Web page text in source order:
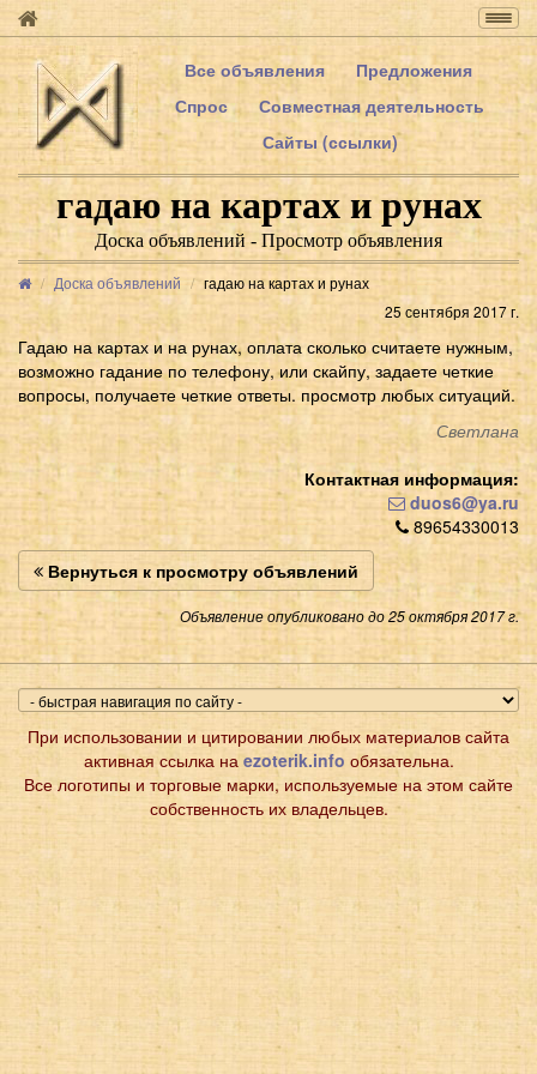
Все объявления
Предложения
Спрос
Совместная деятельность
Сайты (ссылки)
гадаю на картах и рунах
Доска объявлений - Просмотр объявления
Доска объявлений
гадаю на картах и рунах
25 сентября 2017 г.
Гадаю на картах и на рунах, оплата сколько считаете нужным,
возможно гадание по телефону, или скайпу, задаете четкие
вопросы, получаете четкие ответы. просмотр любых ситуаций.
Светлана
Контактная информация:
duos6@ya.ru
89654330013
Вернуться к просмотру объявлений
Объявление опубликовано до 25 октября 2017 г.
При использовании и цитировании любых материалов сайта
активная ссылка на ezoterik.info обязательна.
Все логотипы и торговые марки, используемые на этом сайте
собственность их владельцев.